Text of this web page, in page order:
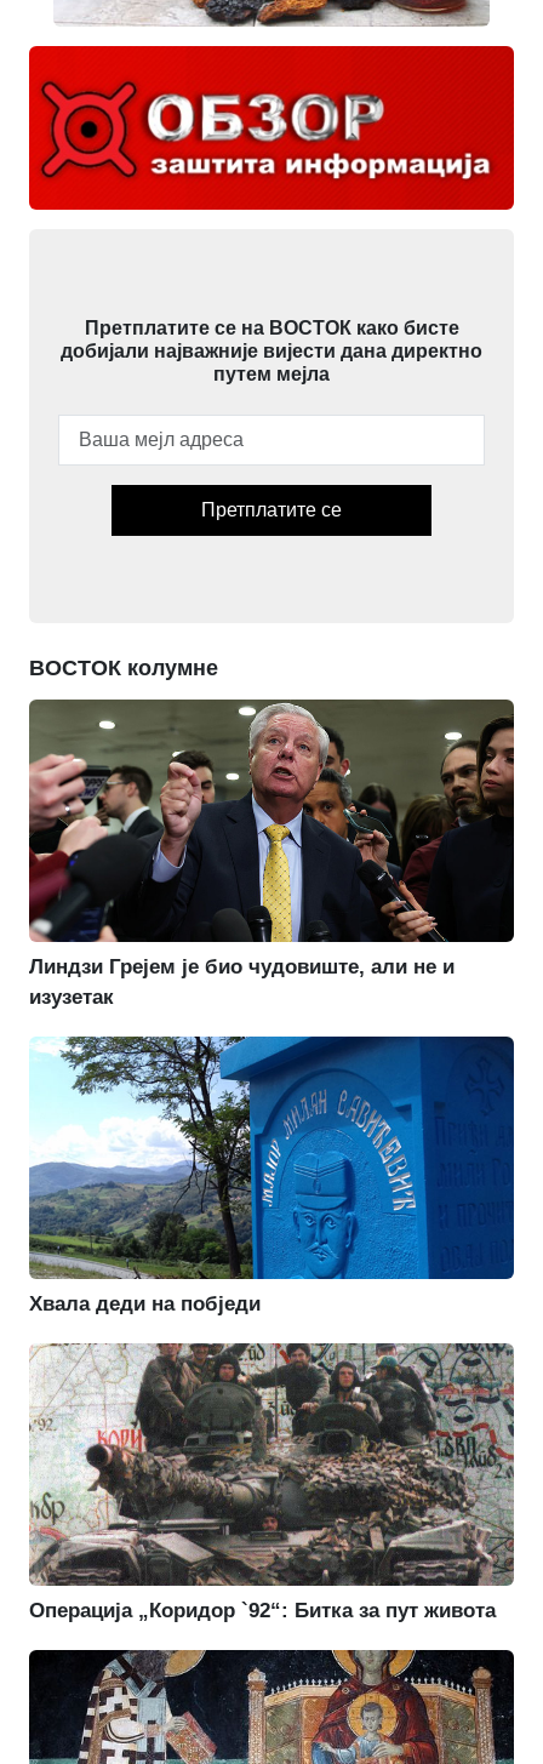
Претплатите се на ВОСТОК како бисте
добијали најважније вијести дана директно
путем мејла
Претплатите се
ВОСТОК колумне
Линдзи Грејем је био чудовиште, али не и
изузетак
Хвала деди на побједи
Операција „Коридор `92“: Битка за пут живота